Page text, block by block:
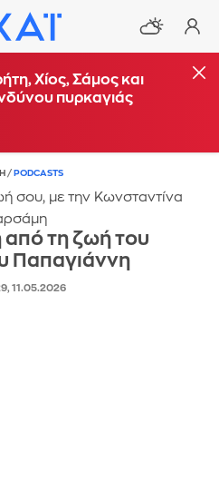
Χίος, Σάμος και
πυρκαγιάς
/ PODCASTS
σου, με την Κωνσταντίνα
από τη ζωή του
Παπαγιάννη
11.05.2026